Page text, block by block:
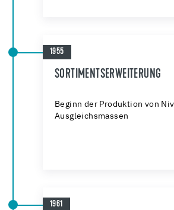
1955
SORTIMENTSERWEITERUNG
Beginn der Produktion von
Ausgleichsmassen
1961